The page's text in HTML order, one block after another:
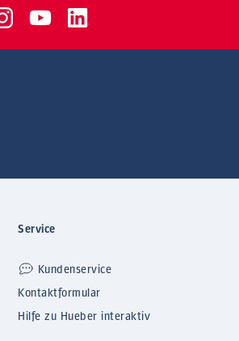
Service
Kundenservice
Kontaktformular
Hilfe zu Hueber interaktiv